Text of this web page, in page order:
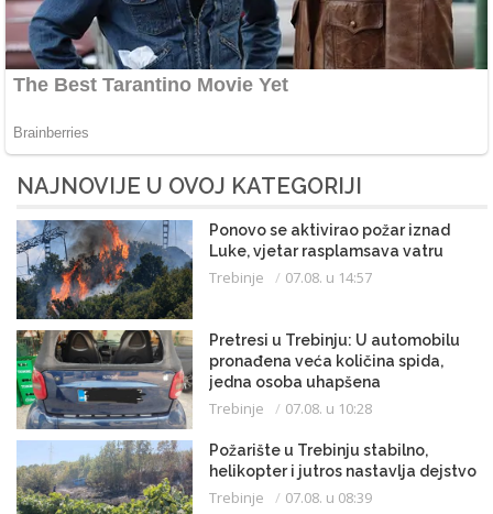
NAJNOVIJE U OVOJ KATEGORIJI
Ponovo se aktivirao požar iznad
Luke, vjetar rasplamsava vatru
Trebinje 07.08. u 14:57
Pretresi u Trebinju: U automobilu
pronađena veća količina spida,
jedna osoba uhapšena
Trebinje 07.08. u 10:28
Požarište u Trebinju stabilno,
helikopter i jutros nastavlja dejstvo
Trebinje 07.08. u 08:39